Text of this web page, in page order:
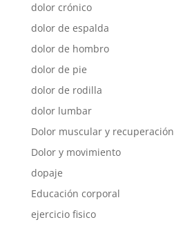
dolor crónico
dolor de espalda
dolor de hombro
dolor de pie
dolor de rodilla
dolor lumbar
Dolor muscular y recuperación
Dolor y movimiento
dopaje
Educación corporal
ejercicio fisico